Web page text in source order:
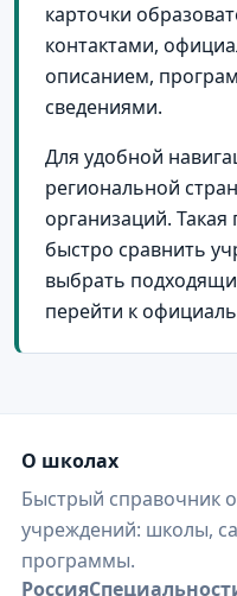
деревня Оглоблино
деревня Середняя
поселок Караваево
поселок Лаврово
поселок Мисково
поселок Островское
поселок Шекшема
поселок Шувалово
поселок городского типа
поселок городского типа
поселок городского типа
поселок городского типа
карточки
контактами,
описанием,
сведениями.
Для удобной
региональной
организаций.
быстро сравнить
выбрать
перейти к
О школах
Быстрый справочник
учреждений: школы,
программы.
Россия